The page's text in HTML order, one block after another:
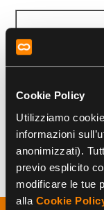
Cookie Policy
Utilizziamo
informazioni
anonimizzati).
previo esplicito
modificare le tue
alla Cookie
DEBITO V/
(STATO
D7)
PASTO (CONTO
ECONOMICO B7)
IVA SU
DETRAIBILE 4%
PATRIMONIALE